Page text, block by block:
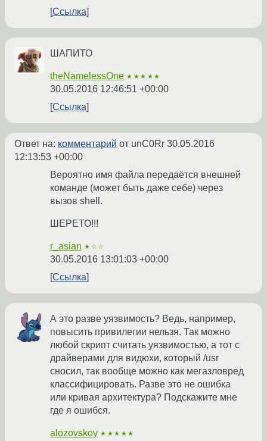
Ссылка
ШАПИТО
theNamelessOne ★★★★★
30.05.2016 12:46:51 +00:00
Ссылка
Ответ на: комментарий от unC0Rr 30.05.2016
12:13:53 +00:00
Вероятно имя файла передаётся внешней
команде (может быть даже себе) через
вызов shell.
ШЕРЕТО!!!
r_asian ★☆☆
30.05.2016 13:01:03 +00:00
Ссылка
А это разве уязвимость? Ведь, например,
повысить привилегии нельзя. Так можно
любой скрипт считать уязвимостью, а тот с
драйверами для видюхи, который /usr
сносил, так вообще можно как мегазловред
классифицировать. Разве это не ошибка
или кривая архитектура? Подскажите мне
где я ошибся.
alozovskoy ★★★★★